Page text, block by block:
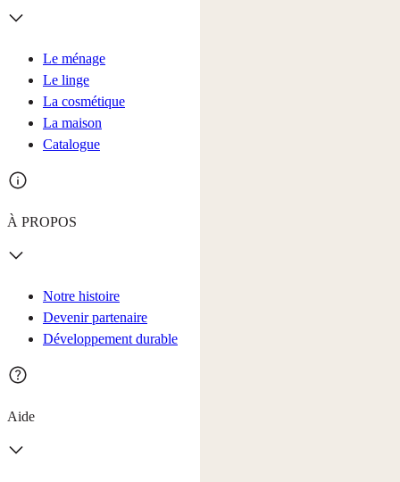
Le ménage
Le linge
La cosmétique
La maison
Catalogue
À PROPOS
Notre histoire
Devenir partenaire
Développement durable
Aide